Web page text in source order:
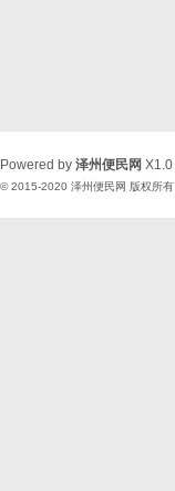
Powered by 泽州便民网 X1.0
© 2015-2020 泽州便民网 版权所有